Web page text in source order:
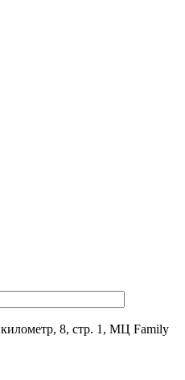
8, стр. 1, МЦ Family